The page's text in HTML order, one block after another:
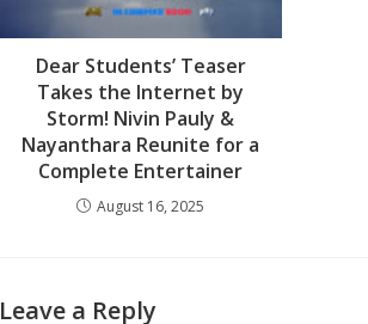
Dear Students’ Teaser
Takes the Internet by
Storm! Nivin Pauly &
Nayanthara Reunite for a
Complete Entertainer
August 16, 2025
Leave a Reply